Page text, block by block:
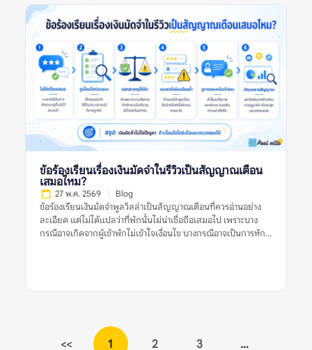
กัน ไม่ใช่ดูจากรีวิวเดียว รูปเดียว หรือคะแนนดาวเพียงอย่างเดียว
ความหมายของข้อร้องเรียนเรื่องเสียงในรีวิวพูลวิลล่าคืออะไร?
ความหมายของข้อร้องเรียนเรื่องเสียงในรีวิวพูลวิลล่า คือข้อมูลที่ผู้
เข้าพักหรือผู้รีวิวพูดถึงปัญหาเกี่ยวกับเสียงระหว่างเข้าพัก เช่น เสียง
ดังจากบ้านข้างเคียง เสียงรถ เสียงสถานบันเทิงใกล้ที่พัก เสียงจาก
กลุ่มผู้เข้าพักเอง หรือการถูกเตือนเรื่องใช้เสียงเกินเวลาที่กำหนด ข้อ
ร้องเรียนเรื่องเสียงอาจสะท้อนหลายอย่าง เช่น ทำเลของบ้านอยู่ใกล้
ชุมชนมาก กฎบ้านเข้มงวด พื้นที่ไม่เหมาะกับปาร์ตี้ หรือที่พักอยู่ใน
โซนที่เสียงจากภายนอกรบกวนการพักผ่อน ในบางกรณี รีวิวเรื่อง
เสียงอาจไม่ได้เกิดจากตัวที่พักไม่ดี แต่เกิดจากผู้เข้าพักไม่อ่านกฎ
บ้านให้ละเอียดก่อนจอง รีวิวที่มีประโยชน์ควรระบุให้ชัดว่าเสียงมา
จากไหน เกิดช่วงเวลาใด และกระทบมากแค่ไหน เช่น “หลัง 22.00
น. ต้องลดเสียง” “บ้านอยู่ติดถนนจึงได้ยินเสียงรถ” หรือ “เพื่อน
บ้านร้องเรียนเมื่อเปิดเพลงดัง” รายละเอียดเหล่านี้ช่วยให้ผู้อ่าน
ประเมินได้ว่าปัญหานั้นเกี่ยวข้องกับทริปของตนหรือไม่ ทำไมข้อร้อง
เรียนเรื่องเสียงจึงสำคัญก่อนจองพูลวิลล่า? พูลวิลล่ามักมีพื้นที่ส่วน
กลาง สระว่ายน้ำ ลานปิ้งย่าง หรือคาราโอเกะ ซึ่งเป็นกิจกรรมที่เกิด
เสียงได้ง่าย หากผู้เข้าพักต้องการจัดปาร์ตี้ […]
ข้อร้องเรียนเรื่องเงินมัดจำในรีวิวเป็นสัญญาณเตือน
เสมอไหม?
27 พ.ค. 2569 Blog
ข้อร้องเรียนเงินมัดจำพูลวิลล่าเป็นสัญญาณเตือนที่ควรอ่านอย่าง
ละเอียด แต่ไม่ได้แปลว่าที่พักนั้นไม่น่าเชื่อถือเสมอไป เพราะบาง
กรณีอาจเกิดจากผู้เข้าพักไม่เข้าใจเงื่อนไข บางกรณีอาจเป็นการหัก
เตือนหมายถึงอะไร? ข้อร้องเรียนเงินมัดจำพูลวิลล่าเป็นสัญญาณ
เตือน หมายถึงรีวิวที่ผู้เข้าพักพูดถึงปัญหาเกี่ยวกับเงินมัดจำ เช่น คืน
<< 1 2 3 …